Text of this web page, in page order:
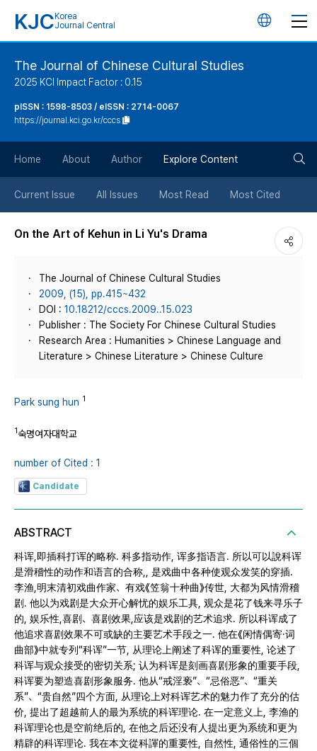
KJC Korea
Journal Central
언
튼
The Journal of Chinese Cultural Studies
2025 KCI Impact Factor : 0.15
pISSN : 1598-8503 / eISSN : 2714-0067
https://journal.kci.go.kr/cccs
Home About Author Explore Content
Current Issue All Issues Most Read Most Cited
On the Art of Kehun in Li Yu's Drama
The Journal of Chinese Cultural Studies
2009, (15), pp.415~432
DOI : 10.18212/cccs.2009..15.023
Publisher : The Society For Chinese Cultural Studies
Research Area : Humanities > Chinese Language and
Literature > Chinese Literature > Chinese Culture
Park sung hun 1
1숙명여자대학교
number of Cited : 1
Candidate
ABSTRACT
科诨,即插科打诨的略称. 科多指动作, 诨多指语言. 所以可以說科诨
是滑稽性的动作和语言的合称,, 是戏曲中各种使观众发笑的穿插.
李渔,明末清初戏曲作家、有戏《笠翁十种曲》传世, 大都为风情滑稽
剧. 他以为戏剧是大众开心解忧的娱乐工具, 观众是花了钱来寻乐子
的, 娱乐性,喜剧、喜剧效果,应该是戏剧的艺术追求. 所以科诨成了
他追求喜剧效果不可或缺的主要艺术手段之一. 他在《闲情偶寄·词
曲部》中就专列“科诨”一节, 从理论上阐述了科诨的重要性, 论述了
科诨与观众接受的密切关系; 认为科诨是刻画喜剧形象的重要手段,
科诨要为塑造喜剧形象服务. 他从“戒淫亵”、“忌俗恶”、“重关
系”、“贵自然”四个方面, 从理论上对科诨艺术的魅力作了充分的估
价, 提出了超越前人的最为系统的科诨理论. 在一定意义上, 李渔的
科诨理论也是空前绝后的, 在他之后还没有人提出更为系统和更为
精辟的科诨理论. 我在本文從科諢的重要性, 自然性, 通俗性的三個